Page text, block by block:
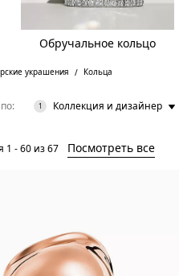
Обручальное кольцо
украшения Кольца
1 Коллекция и дизайнер
1 -60 из67 Посмотреть все